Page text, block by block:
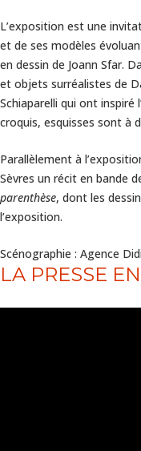
L’exposition est une
et de ses modèles
en dessin de Joann Sfar.
et objets surréalistes de
Schiaparelli qui ont inspiré
croquis, esquisses sont à
Parallèlement à
Sèvres un récit en bande
parenthèse, dont les
l’exposition.
Scénographie : Agence
LA PRESSE